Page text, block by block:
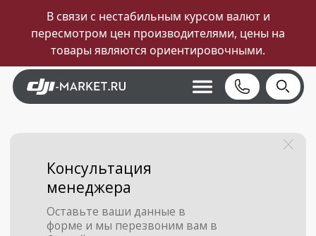
В связи с нестабильным курсом валют и
пересмотром цен производителями, цены на
товары являются ориентировочными.
форме и мы перезвоним вам в
ближайшее время